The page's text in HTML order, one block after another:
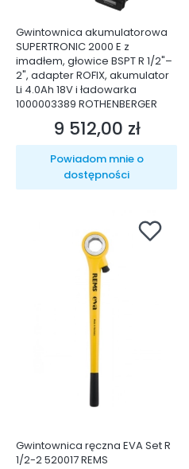
Gwintownica akumulatorowa
SUPERTRONIC 2000 E z
imadłem, głowice BSPT R 1/2"–
2", adapter ROFIX, akumulator
Li 4.0Ah 18V i ładowarka
1000003389 ROTHENBERGER
Cena
9 512,00 zł
Powiadom mnie o
dostępności
Gwintownica ręczna EVA Set R
1/2-2 520017 REMS